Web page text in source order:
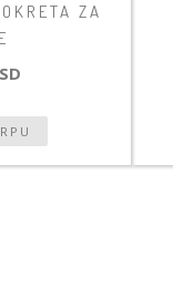
ZA